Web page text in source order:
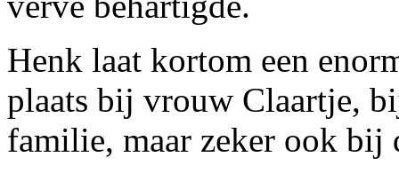
Henk laat kortom een
plaats bij vrouw Claartje,
familie, maar zeker ook bij